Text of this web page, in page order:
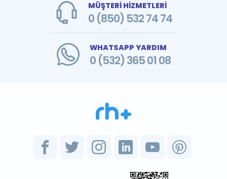
MÜŞTERİ HİZMETLERİ
0 (850) 532 74 74
WHATSAPP YARDIM
0 (532) 365 01 08